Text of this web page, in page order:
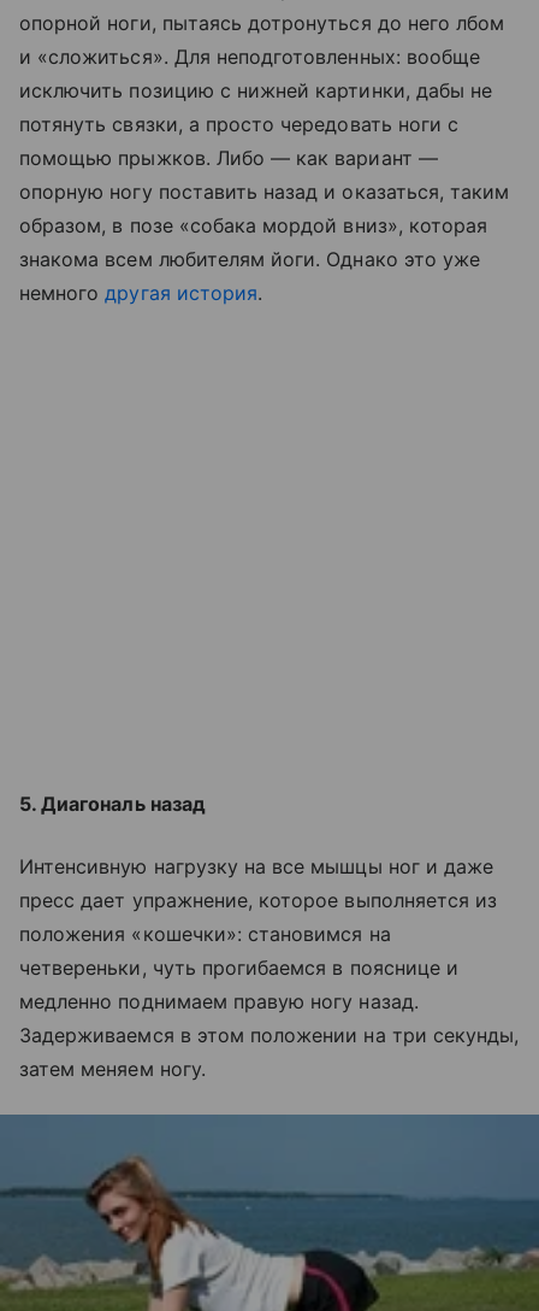
опорной ноги, пытаясь дотронуться до него лбом
и «сложиться». Для неподготовленных: вообще
исключить позицию с нижней картинки, дабы не
потянуть связки, а просто чередовать ноги с
помощью прыжков. Либо — как вариант —
опорную ногу поставить назад и оказаться, таким
образом, в позе «собака мордой вниз», которая
знакома всем любителям йоги. Однако это уже
немногодругая история.
5. Диагональ назад
Интенсивную нагрузку на все мышцы ног и даже
пресс дает упражнение, которое выполняется из
положения «кошечки»: становимся на
четвереньки, чуть прогибаемся в пояснице и
медленно поднимаем правую ногу назад.
Задерживаемся в этом положении на три секунды,
затем меняем ногу.